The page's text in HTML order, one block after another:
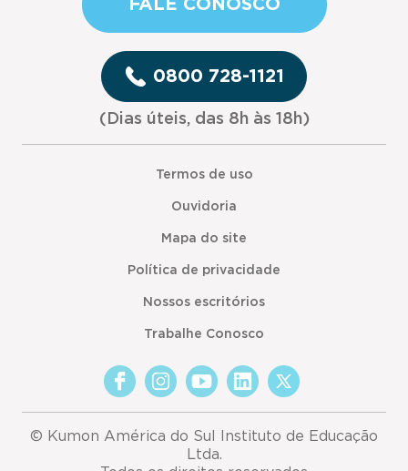
FALE CONOSCO
0800 728-1121
(Dias úteis, das 8h às 18h)
Termos de uso
Ouvidoria
Mapa do site
Política de privacidade
Nossos escritórios
Trabalhe Conosco
© Kumon América do Sul Instituto de Educação
Ltda.